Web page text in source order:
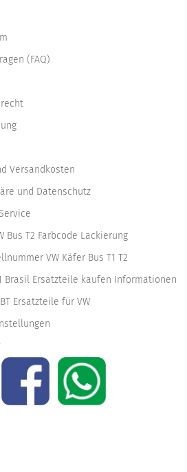
(FAQ)
Versandkosten
und Datenschutz
Bus T2 Farbcode Lackierung
VW Käfer Bus T1 T2
Brasil Ersatzteile kaufen Informationen
Ersatzteile für VW